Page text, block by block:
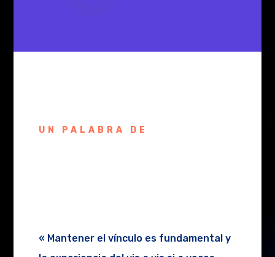
UN PALABRA DE
« Mantener el vínculo es fundamental y